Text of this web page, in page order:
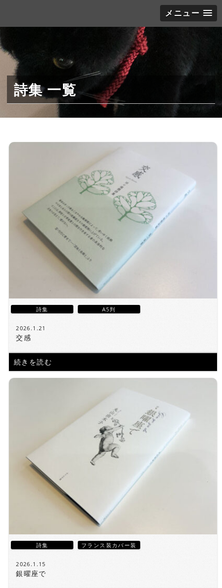
メニュー
詩集 一覧
詩集 A5判
2026.1.21
交感
続きを読む
詩集 フランス装カバー装
2026.1.15
銀曜座で